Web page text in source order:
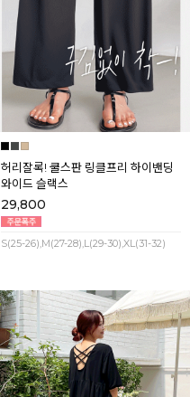
허리잘록! 쿨스판 링클프리 하이밴딩
와이드 슬랙스
29,800
S(25-26),M(27-28),L(29-30),XL(31-32)